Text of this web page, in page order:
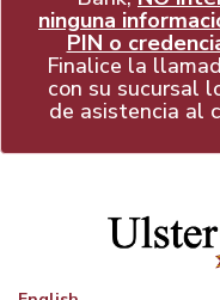
ninguna
PIN o
Finalice la
con su sucursal
de asistencia al